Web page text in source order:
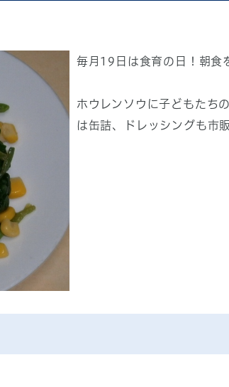
毎月19日は食育の日！朝食
ホウレンソウに子どもたち
は缶詰、ドレッシングも市